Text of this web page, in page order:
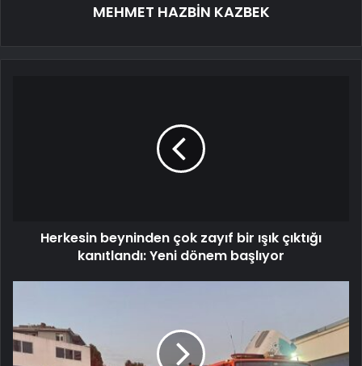
MEHMET HAZBİN KAZBEK
Herkesin beyninden çok zayıf bir ışık çıktığı
kanıtlandı: Yeni dönem başlıyor